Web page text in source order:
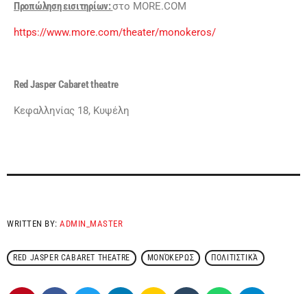
Προπώληση εισιτηρίων:στο MORE.COM
https://www.more.com/theater/monokeros/
Red Jasper Cabaret theatre
Κεφαλληνίας 18, Κυψέλη
WRITTEN BY:ADMIN_MASTER
RED JASPER CABARET THEATRE ΜΟΝΌΚΕΡΩΣ ΠΟΛΙΤΙΣΤΙΚΆ